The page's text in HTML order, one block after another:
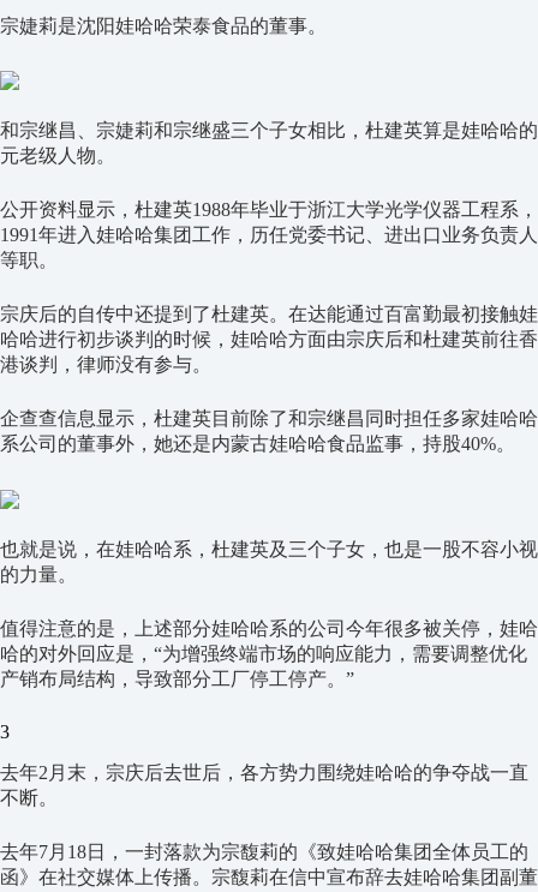
宗婕莉是沈阳娃哈哈荣泰食品的董事。
和宗继昌、宗婕莉和宗继盛三个子女相比，杜建英算是娃哈哈的
元老级人物。
公开资料显示，杜建英1988年毕业于浙江大学光学仪器工程系，
1991年进入娃哈哈集团工作，历任党委书记、进出口业务负责人
等职。
宗庆后的自传中还提到了杜建英。在达能通过百富勤最初接触娃
哈哈进行初步谈判的时候，娃哈哈方面由宗庆后和杜建英前往香
港谈判，律师没有参与。
企查查信息显示，杜建英目前除了和宗继昌同时担任多家娃哈哈
系公司的董事外，她还是内蒙古娃哈哈食品监事，持股40%。
也就是说，在娃哈哈系，杜建英及三个子女，也是一股不容小视
的力量。
值得注意的是，上述部分娃哈哈系的公司今年很多被关停，娃哈
哈的对外回应是，“为增强终端市场的响应能力，需要调整优化
产销布局结构，导致部分工厂停工停产。”
3
去年2月末，宗庆后去世后，各方势力围绕娃哈哈的争夺战一直
不断。
去年7月18日，一封落款为宗馥莉的《致娃哈哈集团全体员工的
函》在社交媒体上传播。宗馥莉在信中宣布辞去娃哈哈集团副董